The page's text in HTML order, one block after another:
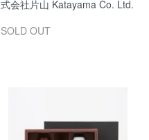
式会社片山 Katayama Co. Ltd.
SOLD OUT